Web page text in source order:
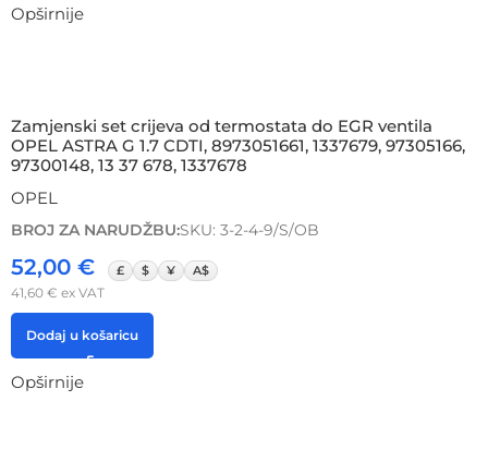
Opširnije
Zamjenski set crijeva od termostata do EGR ventila
OPEL ASTRA G 1.7 CDTI, 8973051661, 1337679, 97305166,
97300148, 13 37 678, 1337678
OPEL
BROJ ZA NARUDŽBU:SKU: 3-2-4-9/S/OB
52,00 € £ $ ¥ A$
41,60 € ex VAT
Dodaj u košaricu
Opširnije